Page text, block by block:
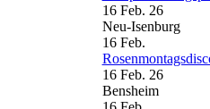
16 Feb. 26
Neu-Isenburg
16 Feb.
16 Feb. 26
Bensheim